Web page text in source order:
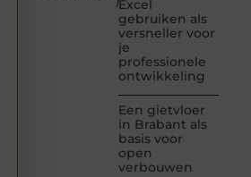
Excel
gebruiken als
versneller voor
je
professionele
ontwikkeling
Een gietvloer
in Brabant als
basis voor
open
verbouwen